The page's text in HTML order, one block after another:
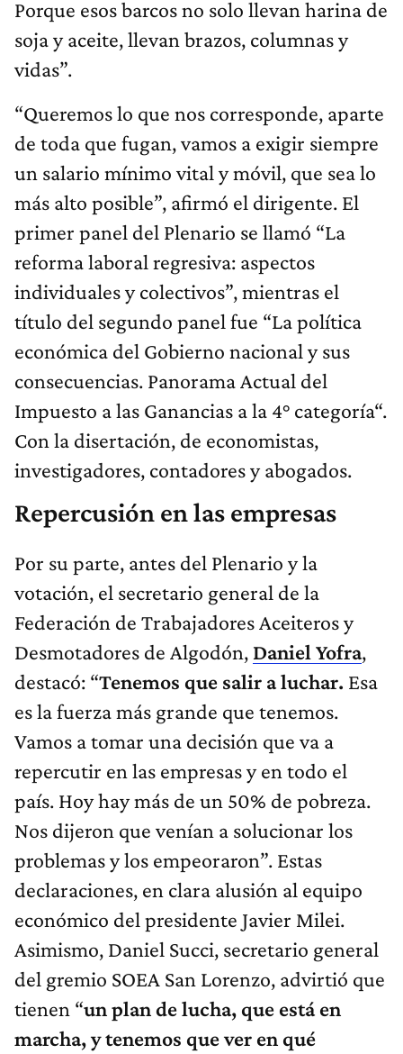
Porque esos barcos no solo llevan harina de
soja y aceite, llevan brazos, columnas y
vidas”.
“Queremos lo que nos corresponde, aparte
de toda que fugan, vamos a exigir siempre
un salario mínimo vital y móvil, que sea lo
más alto posible”, afirmó el dirigente. El
primer panel del Plenario se llamó “La
reforma laboral regresiva: aspectos
individuales y colectivos”, mientras el
título del segundo panel fue “La política
económica del Gobierno nacional y sus
consecuencias. Panorama Actual del
Impuesto a las Ganancias a la 4° categoría“.
Con la disertación, de economistas,
investigadores, contadores y abogados.
Repercusión en las empresas
Por su parte, antes del Plenario y la
votación, el secretario general de la
Federación de Trabajadores Aceiteros y
Desmotadores de Algodón, Daniel Yofra,
destacó: “Tenemos que salir a luchar. Esa
es la fuerza más grande que tenemos.
Vamos a tomar una decisión que va a
repercutir en las empresas y en todo el
país. Hoy hay más de un 50% de pobreza.
Nos dijeron que venían a solucionar los
problemas y los empeoraron”. Estas
declaraciones, en clara alusión al equipo
económico del presidente Javier Milei.
Asimismo, Daniel Succi, secretario general
del gremio SOEA San Lorenzo, advirtió que
tienen “un plan de lucha, que está en
marcha, y tenemos que ver en qué